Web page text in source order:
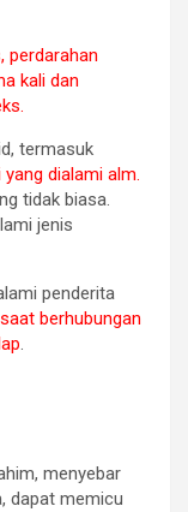
perdarahan
kali dan
termasuk
dialami alm.
tidak biasa.
jenis
penderita
berhubungan
.
menyebar
dapat memicu